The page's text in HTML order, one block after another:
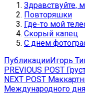
Здравствуйте,
Повторяшки
Где-то мой
Скорый капец
С днем
ПубликацииИгорь
Навигация
по
PREVIOUS POST
post:
NEXT POST Next
post:
Международного